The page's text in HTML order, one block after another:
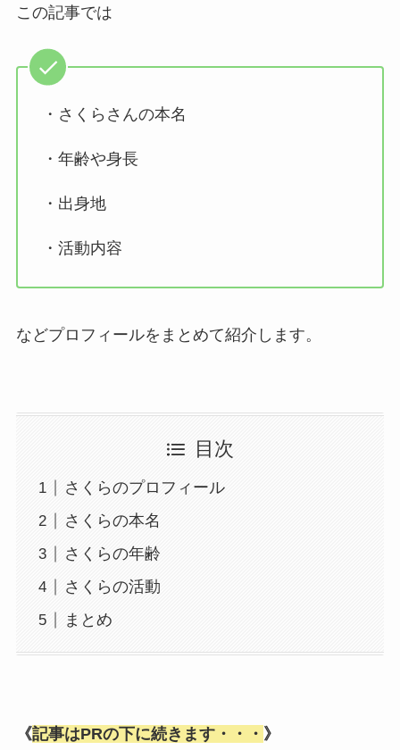
この記事では
・さくらさんの本名
・年齢や身長
・出身地
・活動内容
などプロフィールをまとめて紹介します。
目次
さくらのプロフィール
さくらの本名
さくらの年齢
さくらの活動
まとめ
《記事はPRの下に続きます・・・ 》